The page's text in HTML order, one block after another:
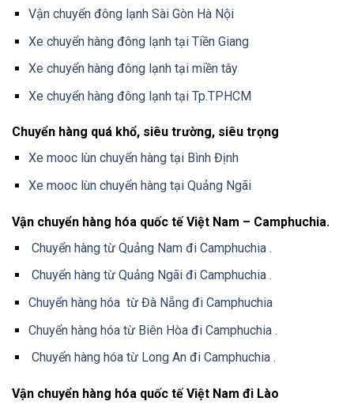
Vận chuyển đông lạnh Sài Gòn Hà Nội
Xe chuyển hàng đông lạnh tại Tiền Giang
Xe chuyển hàng đông lạnh tại miền tây
Xe chuyển hàng đông lạnh tại Tp.TPHCM
Chuyển hàng quá khổ, siêu trường, siêu trọng
Xe mooc lùn chuyển hàng tại Bình Định
Xe mooc lùn chuyển hàng tại Quảng Ngãi
Vận chuyển hàng hóa quốc tế Việt Nam – Camphuchia.
Chuyển hàng từ Quảng Nam đi Camphuchia .
Chuyển hàng từ Quảng Ngãi đi Camphuchia .
Chuyển hàng hóa từ Đà Nẵng đi Camphuchia
Chuyển hàng hóa từ Biên Hòa đi Camphuchia .
Chuyển hàng hóa từ Long An đi Camphuchia .
Vận chuyển hàng hóa quốc tế Việt Nam đi Lào